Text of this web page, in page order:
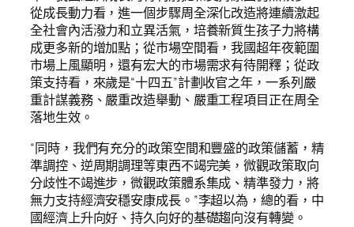
從成長動力看，進一個步驟周全深化改造將連續激起
全社會內活潑力和立異活氣，培養新質生孩子力將構
成更多新的增加點；從市場空間看，我國超年夜範圍
市場上風顯明，還有宏大的市場需求有待開釋；從政
策支持看，來歲是“十四五”計劃收官之年，一系列嚴
重計謀義務、嚴重改造舉動、嚴重工程項目正在周全
落地生效。
“同時，我們有充分的政策空間和豐盛的政策儲蓄，精
準調控、逆周期調理等東西不竭完美，微觀政策取向
分歧性不竭進步，微觀政策體系集成、精準發力，將
無力支持經濟安穩安康成長。”李超以為，總的看，中
國經濟上升向好、持久向好的基礎趨向沒有轉變。